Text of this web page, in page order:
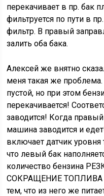
перекачивает в пр. бак
фильтруется по пути в
фильтр. В правый
залить оба бака.
Алексей же внятно
меня такая же
пустой, но при этом
перекачивается!
заводится! Когда
машина заводится и
включает датчик
что левый бак
количество бензина
СОКРАЩЕНИЕ ТОПЛИВА
тем, что из него же